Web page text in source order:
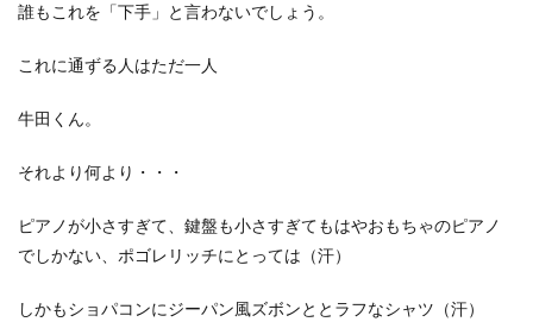
誰もこれを「下手」と言わないでしょう。
これに通ずる人はただ一人
牛田くん。
それより何より・・・
ピアノが小さすぎて、鍵盤も小さすぎてもはやおもちゃのピアノ
でしかない、ポゴレリッチにとっては（汗）
しかもショパコンにジーパン風ズボンととラフなシャツ（汗）